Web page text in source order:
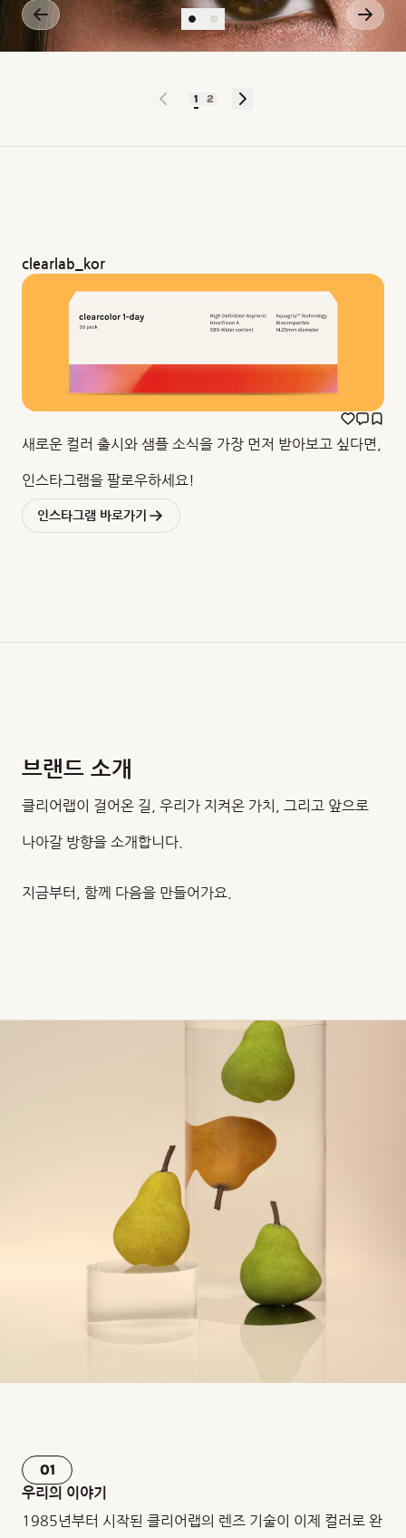
1 2
clearlab_kor
새로운 컬러 출시와 샘플 소식을 가장 먼저 받아보고 싶다면,
인스타그램을 팔로우하세요!
인스타그램 바로가기
브랜드 소개
클리어랩이 걸어온 길, 우리가 지켜온 가치, 그리고 앞으로
나아갈 방향을 소개합니다.
지금부터, 함께 다음을 만들어가요.
01
우리의 이야기
1985년부터 시작된 클리어랩의 렌즈 기술이 이제 컬러로 완